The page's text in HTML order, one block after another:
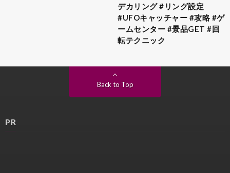
デカリング #リング設定
#UFOキャッチャー #攻略 #ゲ
ームセンター #景品GET #回
転テクニック
Back to Top
PR